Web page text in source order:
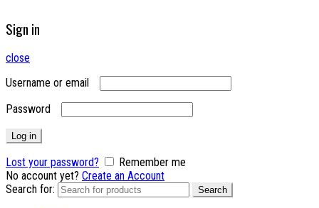
Sign in
close
Username or email
Password
Log in
Lost your password?
Remember me
No account yet? Create an Account
Search for:
Search